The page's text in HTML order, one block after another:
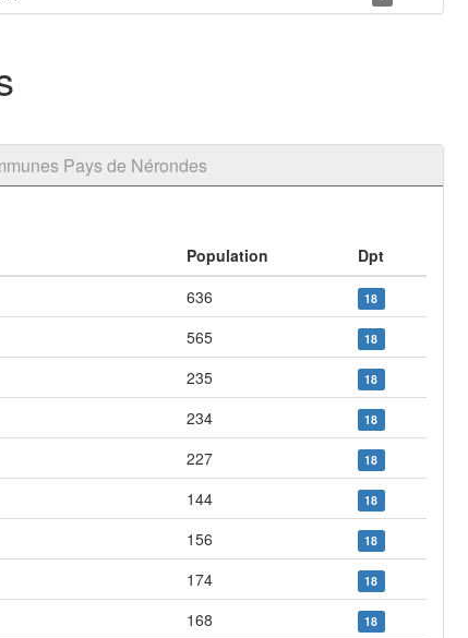
Pays de Nérondes
Population
Dpt
636 18
565 18
235 18
234 18
227 18
144 18
156 18
174 18
168 18